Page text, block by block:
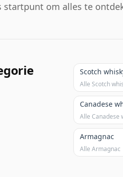
startpunt om alles te
Scotch
Alle Scotch
Canadese
Alle Canadese
Armagnac
Alle Armagnac